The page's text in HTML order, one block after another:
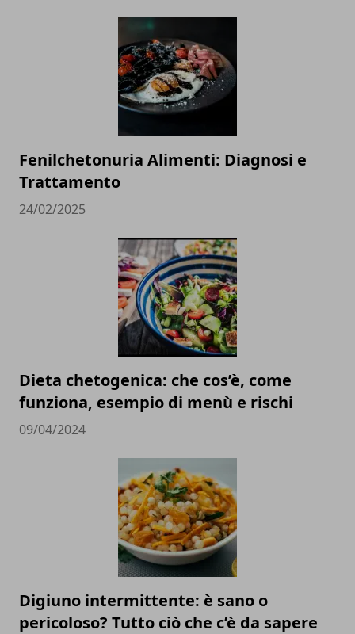
Fenilchetonuria Alimenti: Diagnosi e
Trattamento
24/02/2025
Dieta chetogenica: che cos’è, come
funziona, esempio di menù e rischi
09/04/2024
Digiuno intermittente: è sano o
pericoloso? Tutto ciò che c’è da sapere